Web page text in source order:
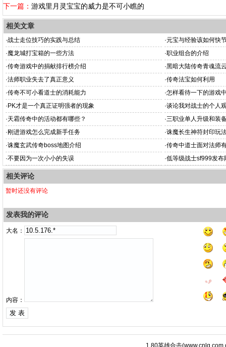
下一篇： 游戏里月灵宝宝的威力是不可小瞧的
相关文章
·战士走位技巧的实践与总结 ·元宝与经验该如何快
·魔龙城打宝箱的一些方法 ·职业组合的介绍
·传奇游戏中的捐献排行榜介绍 ·黑暗大陆传奇青魂流
·法师职业失去了真正意义 ·传奇法宝如何利用
·传奇不可小看道士的消耗能力 ·怎样看待一下的游戏
· PK才是一个真正证明强者的现象 ·谈论我对战士的个人
·天霜传奇中的活动都有哪些？ ·三职业单人升级和装
·刚进游戏怎么完成新手任务 ·诛魔长生神符封印玩
·诛魔玄武传奇boss地图介绍 ·传奇中道士面对法师
·不要因为一次小小的失误 ·低等级战士sf999发布
相关评论
暂时还没有评论
发表我的评论
大名：
内容：
1.80英雄合击(